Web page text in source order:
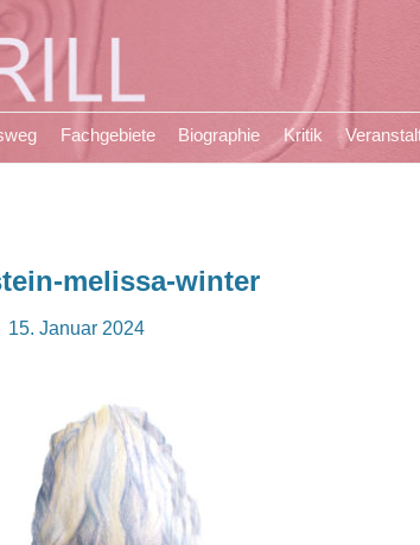
Fachgebiete Biographie Kritik
melissa-winter
15. Januar 2024